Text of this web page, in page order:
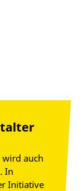
wird auch
In
Initiative